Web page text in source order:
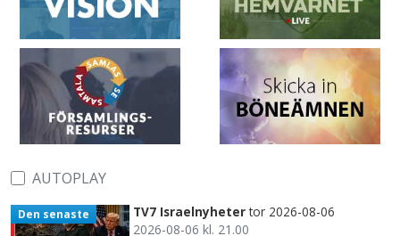
AUTOPLAY
Den senaste TV7 Israelnyheter tor 2026-08-06
2026-08-06 kl. 21.00